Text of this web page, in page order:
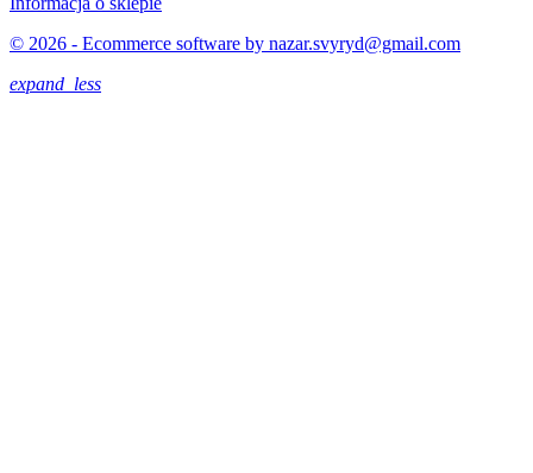
© 2026 - Ecommerce software by nazar.svyryd@gmail.com
expand_less